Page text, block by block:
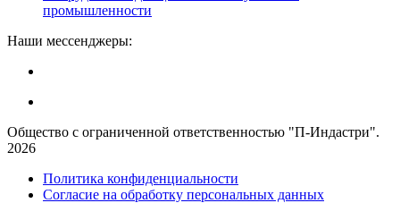
промышленности
Наши мессенджеры:
Общество с ограниченной ответственностью "П-Индастри".
2026
Политика конфиденциальности
Согласие на обработку персональных данных